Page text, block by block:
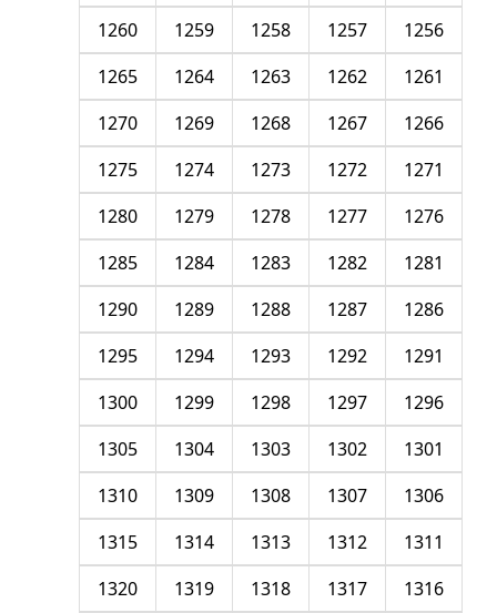
1256
1257
1258
1259
1260
1261
1262
1263
1264
1265
1266
1267
1268
1269
1270
1271
1272
1273
1274
1275
1276
1277
1278
1279
1280
1281
1282
1283
1284
1285
1286
1287
1288
1289
1290
1291
1292
1293
1294
1295
1296
1297
1298
1299
1300
1301
1302
1303
1304
1305
1306
1307
1308
1309
1310
1311
1312
1313
1314
1315
1316
1317
1318
1319
1320